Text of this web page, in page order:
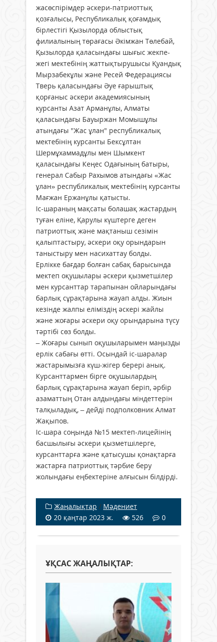
жасөспірімдер әскери-патриоттық
қозғалысы, Республикалық қоғамдық
бірлестігі Қызылорда облыстық
филиалының төрағасы Әкімжан Төлебай,
Қызылорда қаласындағы шығыс жекпе-
жегі мектебінің жаттықтырушысы Қуандық
Мырзабекұлы және Ресей Федерациясы
Тверь қаласындағы Әуе ғарыштық
қорғаныс әскери академиясының
курсанты Азат Арманұлы, Алматы
қаласындағы Бауыржан Момышұлы
атындағы "Жас ұлан" республикалық
мектебінің курсанты Бексұлтан
Шермұхаммадұлы мен Шымкент
қаласындағы Кеңес Одағының батыры,
генерал Сабыр Рахымов атындағы «Жас
ұлан» республикалық мектебінің курсанты
Мағжан Ержанұлы қатысты.
Іс-шараның мақсаты болашақ жастардың
туған еліне, Қарулы күштерге деген
патриоттық және мақтаныш сезімін
қалыптастыру, әскери оқу орындарын
таныстыру мен насихаттау болды.
Ерлікке бағдар болған сабақ барысында
мектеп оқушылары әскери қызметшілер
мен курсанттар тарапынан ойларындағы
барлық сұрақтарына жауап алды. Жиын
кезінде жалпы еліміздің әскері жайлы
және жоғары әскери оқу орындарына түсу
тәртібі сөз болды.
– Жоғары сынып оқушыларымен маңызды
ерлік сабағы өтті. Осындай іс-шаралар
жастарымызға күш-жігер берері анық.
Курсанттармен бірге оқушылардың
барлық сұрақтарына жауап беріп, әрбір
азаматтың Отан алдындағы міндеттерін
талқыладық, – дейді подполковник Алмат
Жақыпов.
Іс-шара соңында №15 мектеп-лицейінің
басшылығы әскери қызметшілерге,
курсанттарға және қатысушы қонақтарға
жастарға патриоттық тәрбие беру
жолындағы еңбектеріне алғысын білдірді.
Жаңалықтар / Мәдениет
20 қаңтар 2023 ж.
526 0
ҰҚСАС ЖАҢАЛЫҚТАР: